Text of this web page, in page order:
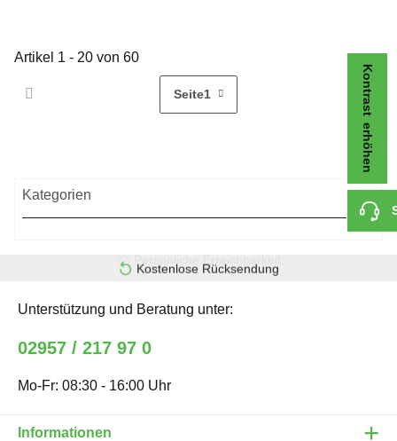
Artikel 1 - 20 von 60
Seite1
Kategorien
Kostenlose Rücksendung
Unterstützung und Beratung unter:
02957 / 217 97 0
Mo-Fr: 08:30 - 16:00 Uhr
Informationen
Kontrast erhöhen